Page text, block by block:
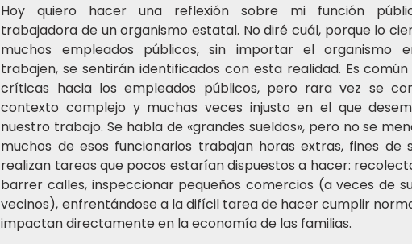
Hoy quiero hacer una reflexión sobre mi función
trabajadora de un organismo estatal. No diré cuál, porque lo
muchos empleados públicos, sin importar el organismo
trabajen, se sentirán identificados con esta realidad. Es
críticas hacia los empleados públicos, pero rara vez se
contexto complejo y muchas veces injusto en el que
nuestro trabajo. Se habla de «grandes sueldos», pero no se
muchos de esos funcionarios trabajan horas extras, fines de
realizan tareas que pocos estarían dispuestos a hacer:
barrer calles, inspeccionar pequeños comercios (a veces de
vecinos), enfrentándose a la difícil tarea de hacer cumplir
impactan directamente en la economía de las familias.